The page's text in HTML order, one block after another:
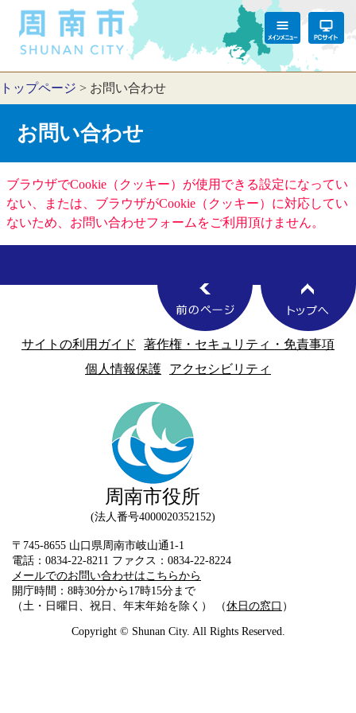
トップページ > お問い合わせ
お問い合わせ
ブラウザでCookie（クッキー）が使用できる設定になってい
ない、または、ブラウザがCookie（クッキー）に対応してい
ないため、お問い合わせフォームをご利用頂けません。
サイトの利用ガイド
著作権・セキュリティ・免責事項
個人情報保護
アクセシビリティ
周南市役所
法人番号4000020352152
〒745-8655 山口県周南市岐山通1-1
電話：0834-22-8211 ファクス：0834-22-8224
メールでのお問い合わせはこちらから
開庁時間：8時30分から17時15分まで
（土・日曜日、祝日、年末年始を除く） （休日の窓口 ）
Copyright © Shunan City. All Rights Reserved.